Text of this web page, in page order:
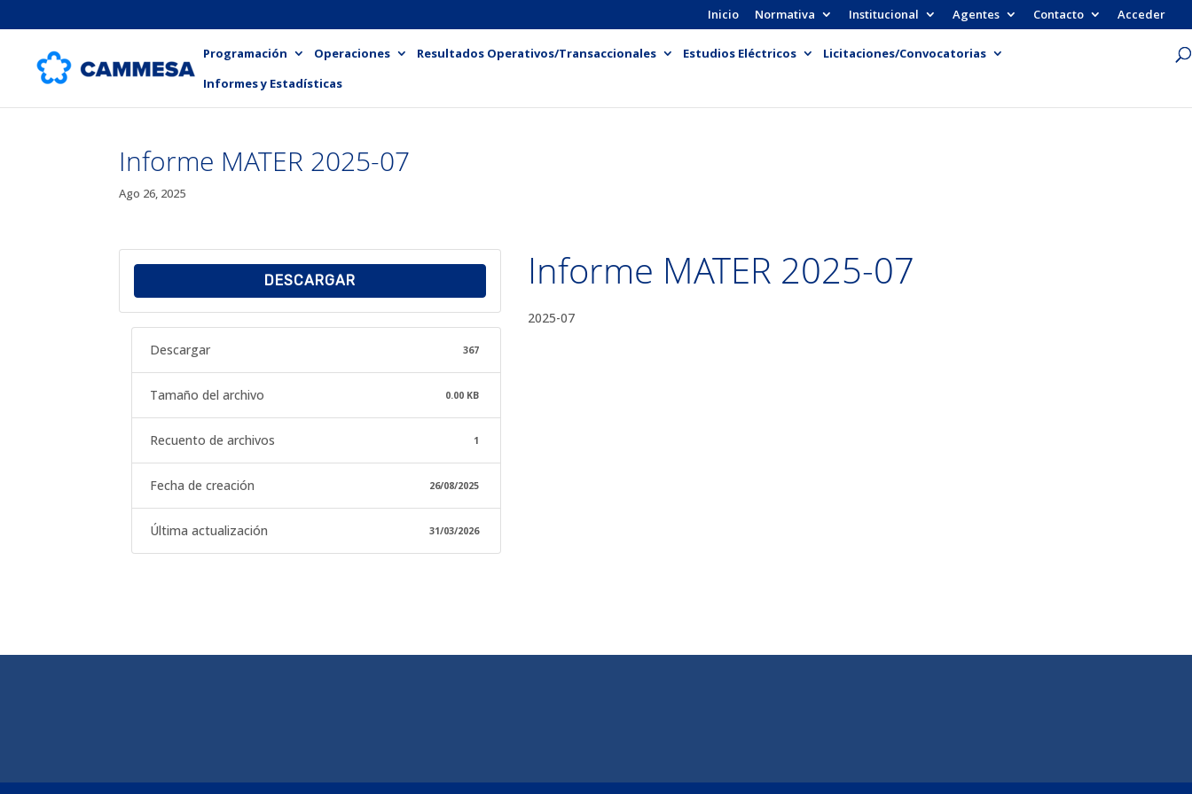
Inicio Normativa Institucional Agentes Contacto Acceder
Programación Operaciones Resultados Operativos/Transaccionales Estudios Eléctricos
Licitaciones/Convocatorias
Informes y Estadísticas
Informe MATER 2025-07
Ago 26, 2025
DESCARGAR
Descargar 367
Tamaño del archivo 0.00 KB
Recuento de archivos 1
Fecha de creación 26/08/2025
Última actualización 31/03/2026
Informe MATER 2025-07
2025-07